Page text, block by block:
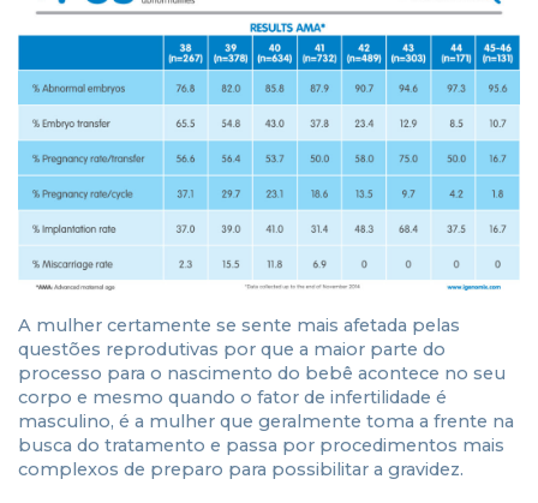
A mulher certamente se sente mais afetada pelas
questões reprodutivas por que a maior parte do
processo para o nascimento do bebê acontece no seu
corpo e mesmo quando o fator de infertilidade é
masculino, é a mulher que geralmente toma a frente na
busca do tratamento e passa por procedimentos mais
complexos de preparo para possibilitar a gravidez.